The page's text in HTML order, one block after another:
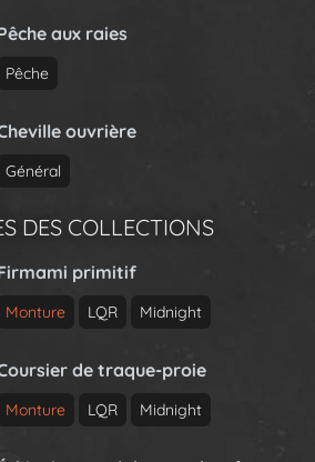
aux raies
Pêche
ouvrière
Général
DES COLLECTIONS
primitif
Monture LQR Midnight
de traque-proie
Monture LQR Midnight